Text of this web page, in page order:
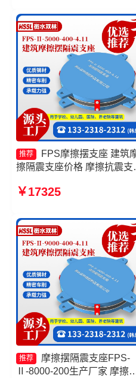
震支座源头工厂
推荐
FPS摩擦摆支座 建筑
擦隔震支座价格 摩擦抗震支
8000-350-3.81生产厂家
￥17325
推荐
摩擦摆隔震支座FPS-
Ⅱ-8000-200生产厂家 摩擦